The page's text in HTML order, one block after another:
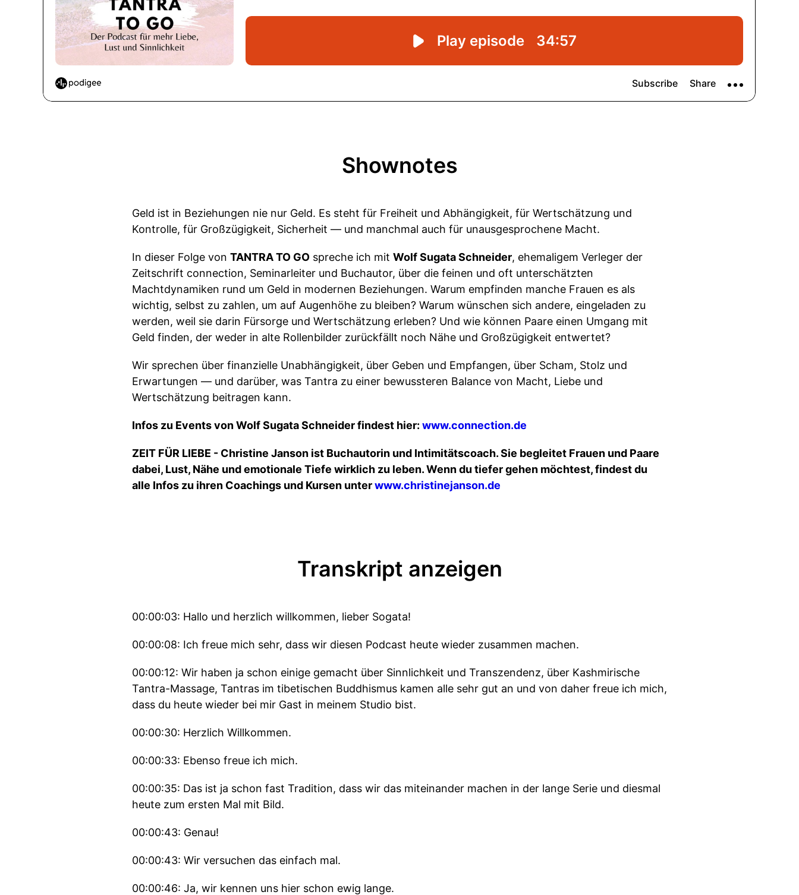
Shownotes
Geld ist in Beziehungen nie nur Geld. Es steht für Freiheit und Abhängigkeit, für Wertschätzung und
Kontrolle, für Großzügigkeit, Sicherheit — und manchmal auch für unausgesprochene Macht.
In dieser Folge von TANTRA TO GO spreche ich mit Wolf Sugata Schneider, ehemaligem Verleger der
Zeitschrift connection, Seminarleiter und Buchautor, über die feinen und oft unterschätzten
Machtdynamiken rund um Geld in modernen Beziehungen. Warum empfinden manche Frauen es als
wichtig, selbst zu zahlen, um auf Augenhöhe zu bleiben? Warum wünschen sich andere, eingeladen zu
werden, weil sie darin Fürsorge und Wertschätzung erleben? Und wie können Paare einen Umgang mit
Geld finden, der weder in alte Rollenbilder zurückfällt noch Nähe und Großzügigkeit entwertet?
Wir sprechen über finanzielle Unabhängigkeit, über Geben und Empfangen, über Scham, Stolz und
Erwartungen — und darüber, was Tantra zu einer bewussteren Balance von Macht, Liebe und
Wertschätzung beitragen kann.
Infos zu Events von Wolf Sugata Schneider findest hier: www.connection.de
ZEIT FÜR LIEBE - Christine Janson ist Buchautorin und Intimitätscoach. Sie begleitet Frauen und Paare
dabei, Lust, Nähe und emotionale Tiefe wirklich zu leben. Wenn du tiefer gehen möchtest, findest du
alle Infos zu ihren Coachings und Kursen unterwww.christinejanson.de
Transkript anzeigen
00:00:03: Hallo und herzlich willkommen, lieber Sogata!
00:00:08: Ich freue mich sehr, dass wir diesen Podcast heute wieder zusammen machen.
00:00:12: Wir haben ja schon einige gemacht über Sinnlichkeit und Transzendenz, über Kashmirische
Tantra-Massage, Tantras im tibetischen Buddhismus kamen alle sehr gut an und von daher freue ich mich,
dass du heute wieder bei mir Gast in meinem Studio bist.
00:00:30: Herzlich Willkommen.
00:00:33: Ebenso freue ich mich.
00:00:35: Das ist ja schon fast Tradition, dass wir das miteinander machen in der lange Serie und diesmal
heute zum ersten Mal mit Bild.
00:00:43: Genau!
00:00:43: Wir versuchen das einfach mal.
00:00:46: Ja, wir kennen uns hier schon ewig lange.